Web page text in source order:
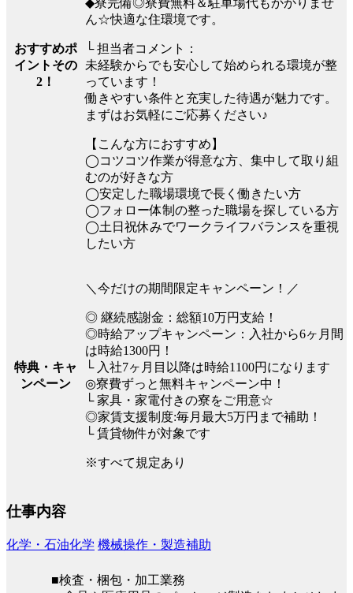
おすすめポ
イントその
2！
◆寮完備◎寮費無料＆駐車場代もかかりませ
ん☆快適な住環境です。
└ 担当者コメント：
未経験からでも安心して始められる環境が整
っています！
働きやすい条件と充実した待遇が魅力です。
まずはお気軽にご応募ください♪
【こんな方におすすめ】
◯コツコツ作業が得意な方、集中して取り組
むのが好きな方
◯安定した職場環境で長く働きたい方
◯フォロー体制の整った職場を探している方
◯土日祝休みでワークライフバランスを重視
したい方
特典・キャ
ンペーン
＼今だけの期間限定キャンペーン！／
◎ 継続感謝金：総額10万円支給！
◎時給アップキャンペーン：入社から6ヶ月間
は時給1300円！
└ 入社7ヶ月目以降は時給1100円になります
◎寮費ずっと無料キャンペーン中！
└ 家具・家電付きの寮をご用意☆
◎家賃支援制度:毎月最大5万円まで補助！
└ 賃貸物件が対象です
※すべて規定あり
仕事内容
化学・石油化学 機械操作・製造補助
■検査・梱包・加工業務